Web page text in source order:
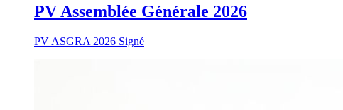
PV Assemblée Générale 2026
PV ASGRA 2026 Signé